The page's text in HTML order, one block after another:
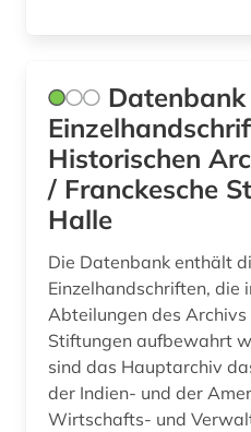
Historischen
/ Franckesche
Halle
Die Datenbank enthält
Einzelhandschriften, die
Abteilungen des Archivs
Stiftungen aufbewahrt
sind das Hauptarchiv
der Indien- und der
Wirtschafts- und